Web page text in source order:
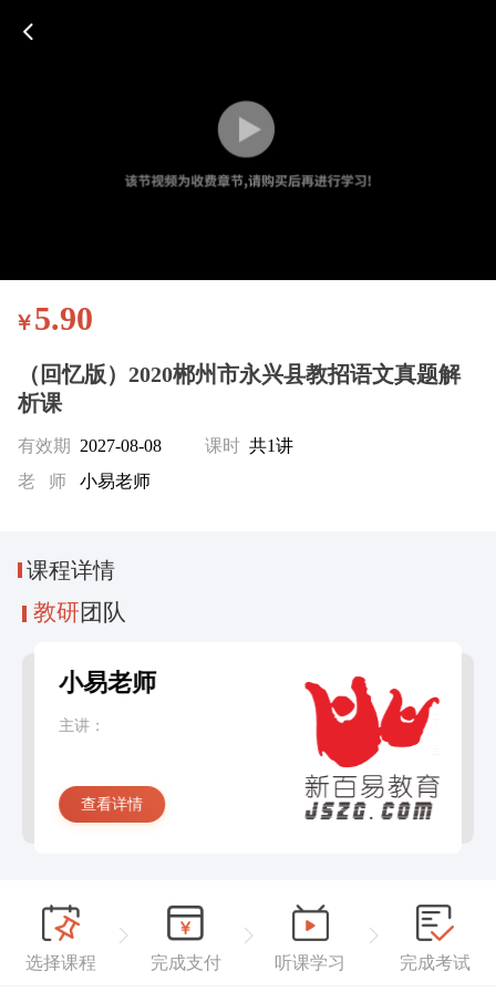
￥5.90
（回忆版）2020郴州市永兴县教招语文真题解
析课
有效期 2027-08-08 课时共1讲
老 师
小易老师
课程详情
教研团队
小易老师
主讲：
查看详情
选择课程 完成支付 听课学习 完成考试